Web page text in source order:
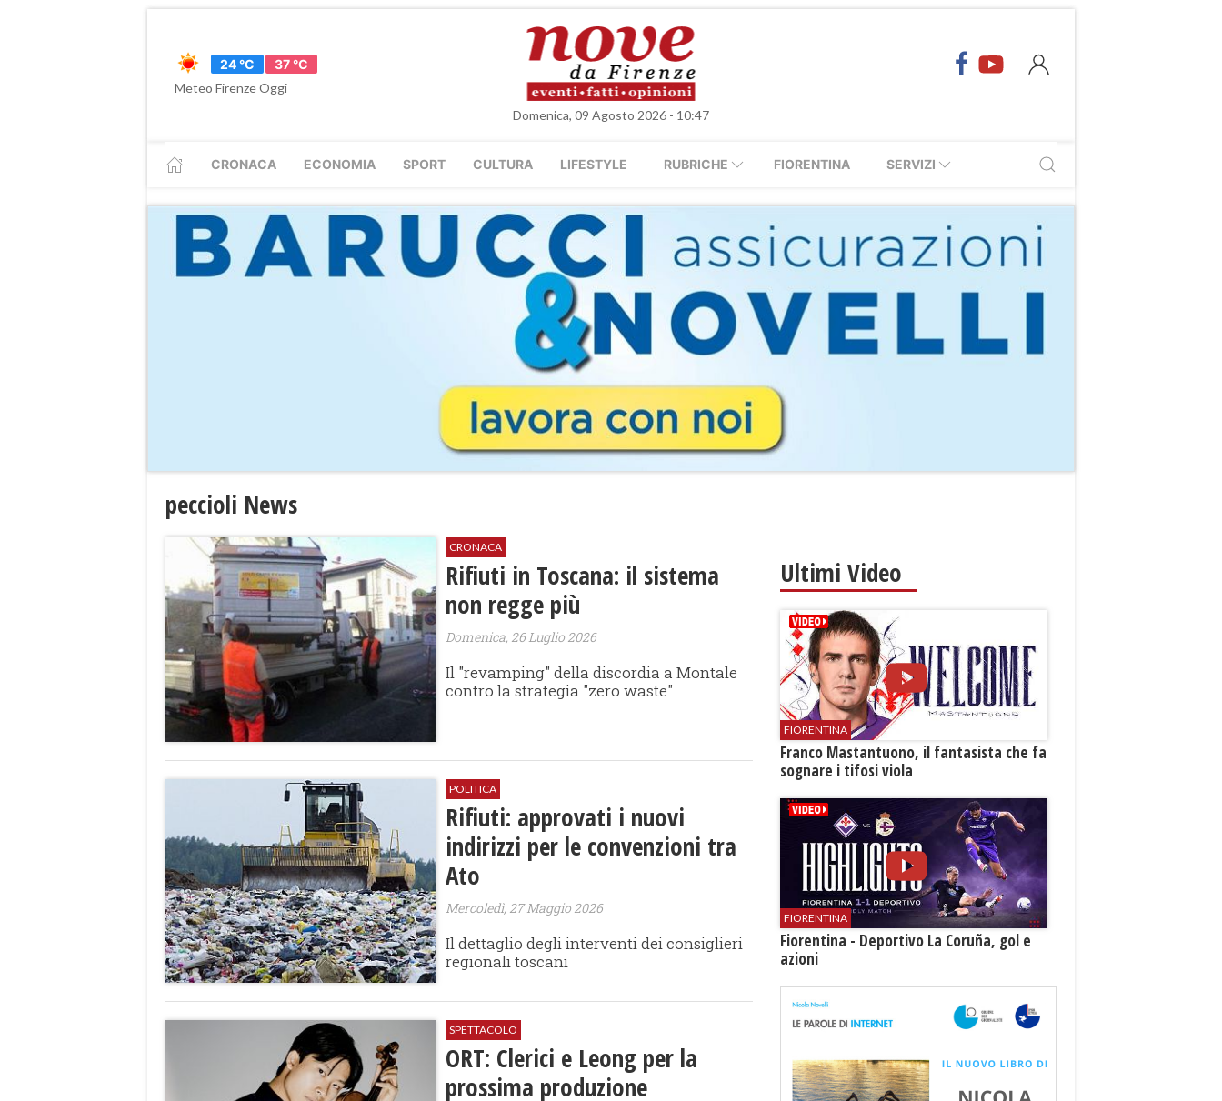
24 °C
37 °C
Meteo Firenze Oggi
Domenica, 09 Agosto 2026 - 10:47
CRONACA ECONOMIA SPORT CULTURA LIFESTYLE RUBRICHE FIORENTINA SERVIZI
peccioli News
CRONACA
Rifiuti in Toscana: il sistema
non regge più
Domenica, 26 Luglio 2026
Il "revamping" della discordia a Montale
contro la strategia "zero waste"
POLITICA
Rifiuti: approvati i nuovi
indirizzi per le convenzioni tra
Ato
Mercoledì, 27 Maggio 2026
Il dettaglio degli interventi dei consiglieri
regionali toscani
SPETTACOLO
ORT: Clerici e Leong per la
prossima produzione
Ultimi Video
FIORENTINA
Franco Mastantuono, il fantasista che fa
sognare i tifosi viola
FIORENTINA
Fiorentina - Deportivo La Coruña, gol e
azioni